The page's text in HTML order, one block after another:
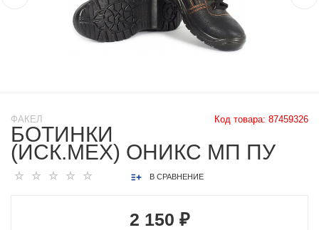
Код товара: 87459326
ФАКЕЛ
БОТИНКИ
(ИСК.МЕХ) ОНИКС МП ПУ
В СРАВНЕНИЕ
2 150 ₽